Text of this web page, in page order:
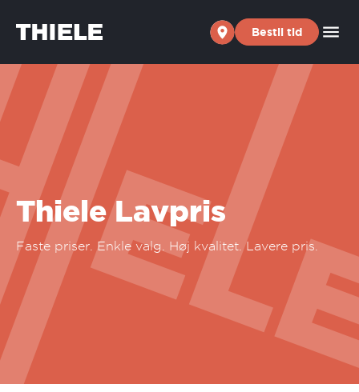
Bestil tid
Thiele Lavpris
Faste priser. Enkle valg. Høj kvalitet. Lavere pris.